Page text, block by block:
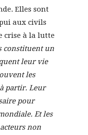
Elles sont
aux civils
crise à la lutte
constituent un
leur vie
les
partir. Leur
pour
Et les
non